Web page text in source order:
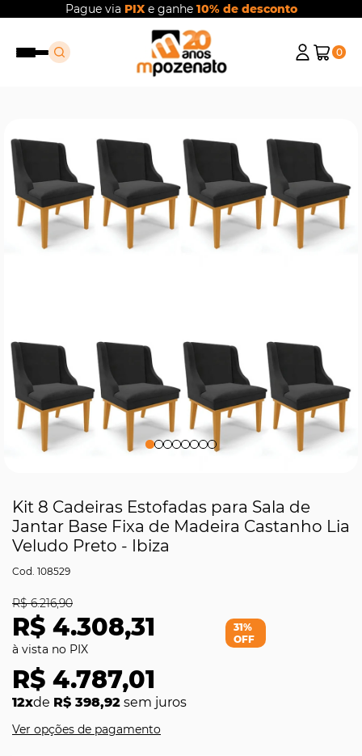
Pague via PIXe ganhe 10% de desconto
0
Kit 8 Cadeiras Estofadas para Sala de
Jantar Base Fixa de Madeira Castanho Lia
Veludo Preto - Ibiza
108529
R$ 4.308,31
R$ 6.216,90
R$ 4.787,01
12xde R$ 398,92 sem juros
31%
OFF
Ver opções de pagamento